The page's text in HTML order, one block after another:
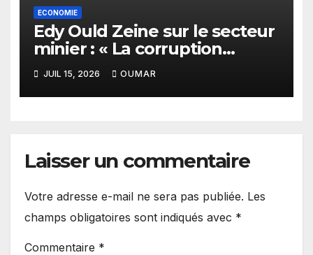
ECONOMIE
Edy Ould Zeine sur le secteur
minier : « La corruption
n’existe pas en Mauritanie »
JUIL 15, 2026 OUMAR
Laisser un commentaire
Votre adresse e-mail ne sera pas publiée. Les
champs obligatoires sont indiqués avec *
Commentaire *